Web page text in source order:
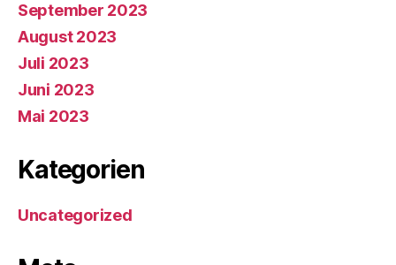
September 2023
August 2023
Juli 2023
Juni 2023
Mai 2023
Kategorien
Uncategorized